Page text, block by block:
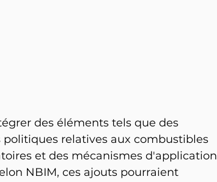
des éléments tels que des
relatives aux combustibles
et des mécanismes d'application
NBIM, ces ajouts pourraient